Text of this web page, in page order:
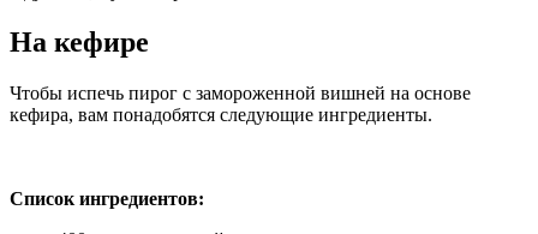
На кефире
Чтобы испечь пирог с замороженной вишней на основе
кефира, вам понадобятся следующие ингредиенты.
Список ингредиентов: